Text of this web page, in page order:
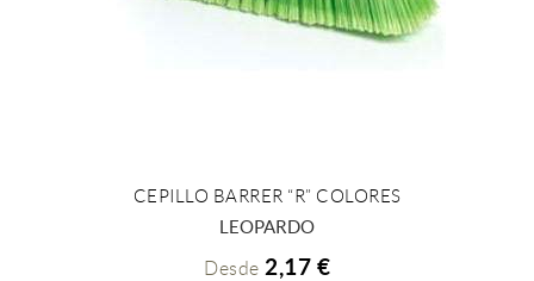
+ INFO
CEPILLO BARRER “R” COLORES
LEOPARDO
Desde 2,17 €